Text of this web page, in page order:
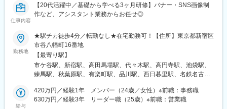
仕事内容
【20代活躍中／基礎から学べる3ヶ月研修】バナー・SNS画像制
作など、アシスタント業務からお任せ◎
勤務地
★駅チカ徒歩4分／転勤なし★在宅勤務可！【住所】東京都新宿区
市谷八幡町16番地
【最寄り駅】
市ケ谷駅、新宿駅、高田馬場駅、代々木駅、高円寺駅、池袋駅、
練馬駅、秋葉原駅、有楽町駅、品川駅、西日暮里駅、名鉄名古屋
駅、大井町駅、蒲田駅、鶴見駅、赤坂駅(東京都)、目黒駅、原宿
駅、浅草駅、神保町駅、両国駅、明大前駅、千歳烏山駅、調布
給与
420万円／経験1年 メンバー（24歳／女性）※前職：事務職
630万円／経験3年 リーダー職（25歳）※前職：営業職